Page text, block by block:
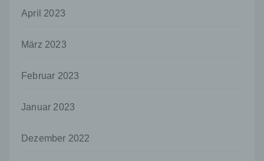
April 2023
März 2023
Februar 2023
Januar 2023
Dezember 2022
Mitgliedstaaten vorgesehen werden.
Auftragsverarbeiter ist eine natürliche oder
oder andere Stelle, die personenbezogene
Empfänger ist eine natürliche oder juristische